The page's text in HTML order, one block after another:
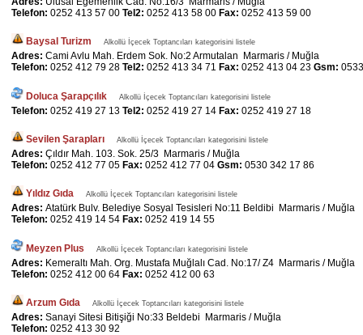
Telefon: 0252 413 57 00 Tel2: 0252 413 58 00 Fax: 0252 413 59 00
Baysal Turizm Alkollü İçecek Toptancıları kategorisini listele
Adres: Cami Avlu Mah. Erdem Sok. No:2 Armutalan Marmaris / Muğla
Telefon: 0252 412 79 28 Tel2: 0252 413 34 71 Fax: 0252 413 04 23 Gsm:
Doluca Şarapçılık Alkollü İçecek Toptancıları kategorisini listele
Telefon: 0252 419 27 13 Tel2: 0252 419 27 14 Fax: 0252 419 27 18
Sevilen Şarapları Alkollü İçecek Toptancıları kategorisini listele
Adres: Çıldır Mah. 103. Sok. 25/3 Marmaris / Muğla
Telefon: 0252 412 77 05 Fax: 0252 412 77 04 Gsm: 0530 342 17 86
Yıldız Gıda Alkollü İçecek Toptancıları kategorisini listele
Adres: Atatürk Bulv. Belediye Sosyal Tesisleri No:11 Beldibi Marmaris / Muğla
Telefon: 0252 419 14 54 Fax: 0252 419 14 55
Meyzen Plus Alkollü İçecek Toptancıları kategorisini listele
Adres: Kemeraltı Mah. Org. Mustafa Muğlalı Cad. No:17/ Z4 Marmaris / Muğla
Telefon: 0252 412 00 64 Fax: 0252 412 00 63
Arzum Gıda Alkollü İçecek Toptancıları kategorisini listele
Adres: Sanayi Sitesi Bitişiği No:33 Beldebi Marmaris / Muğla
Telefon: 0252 413 30 92